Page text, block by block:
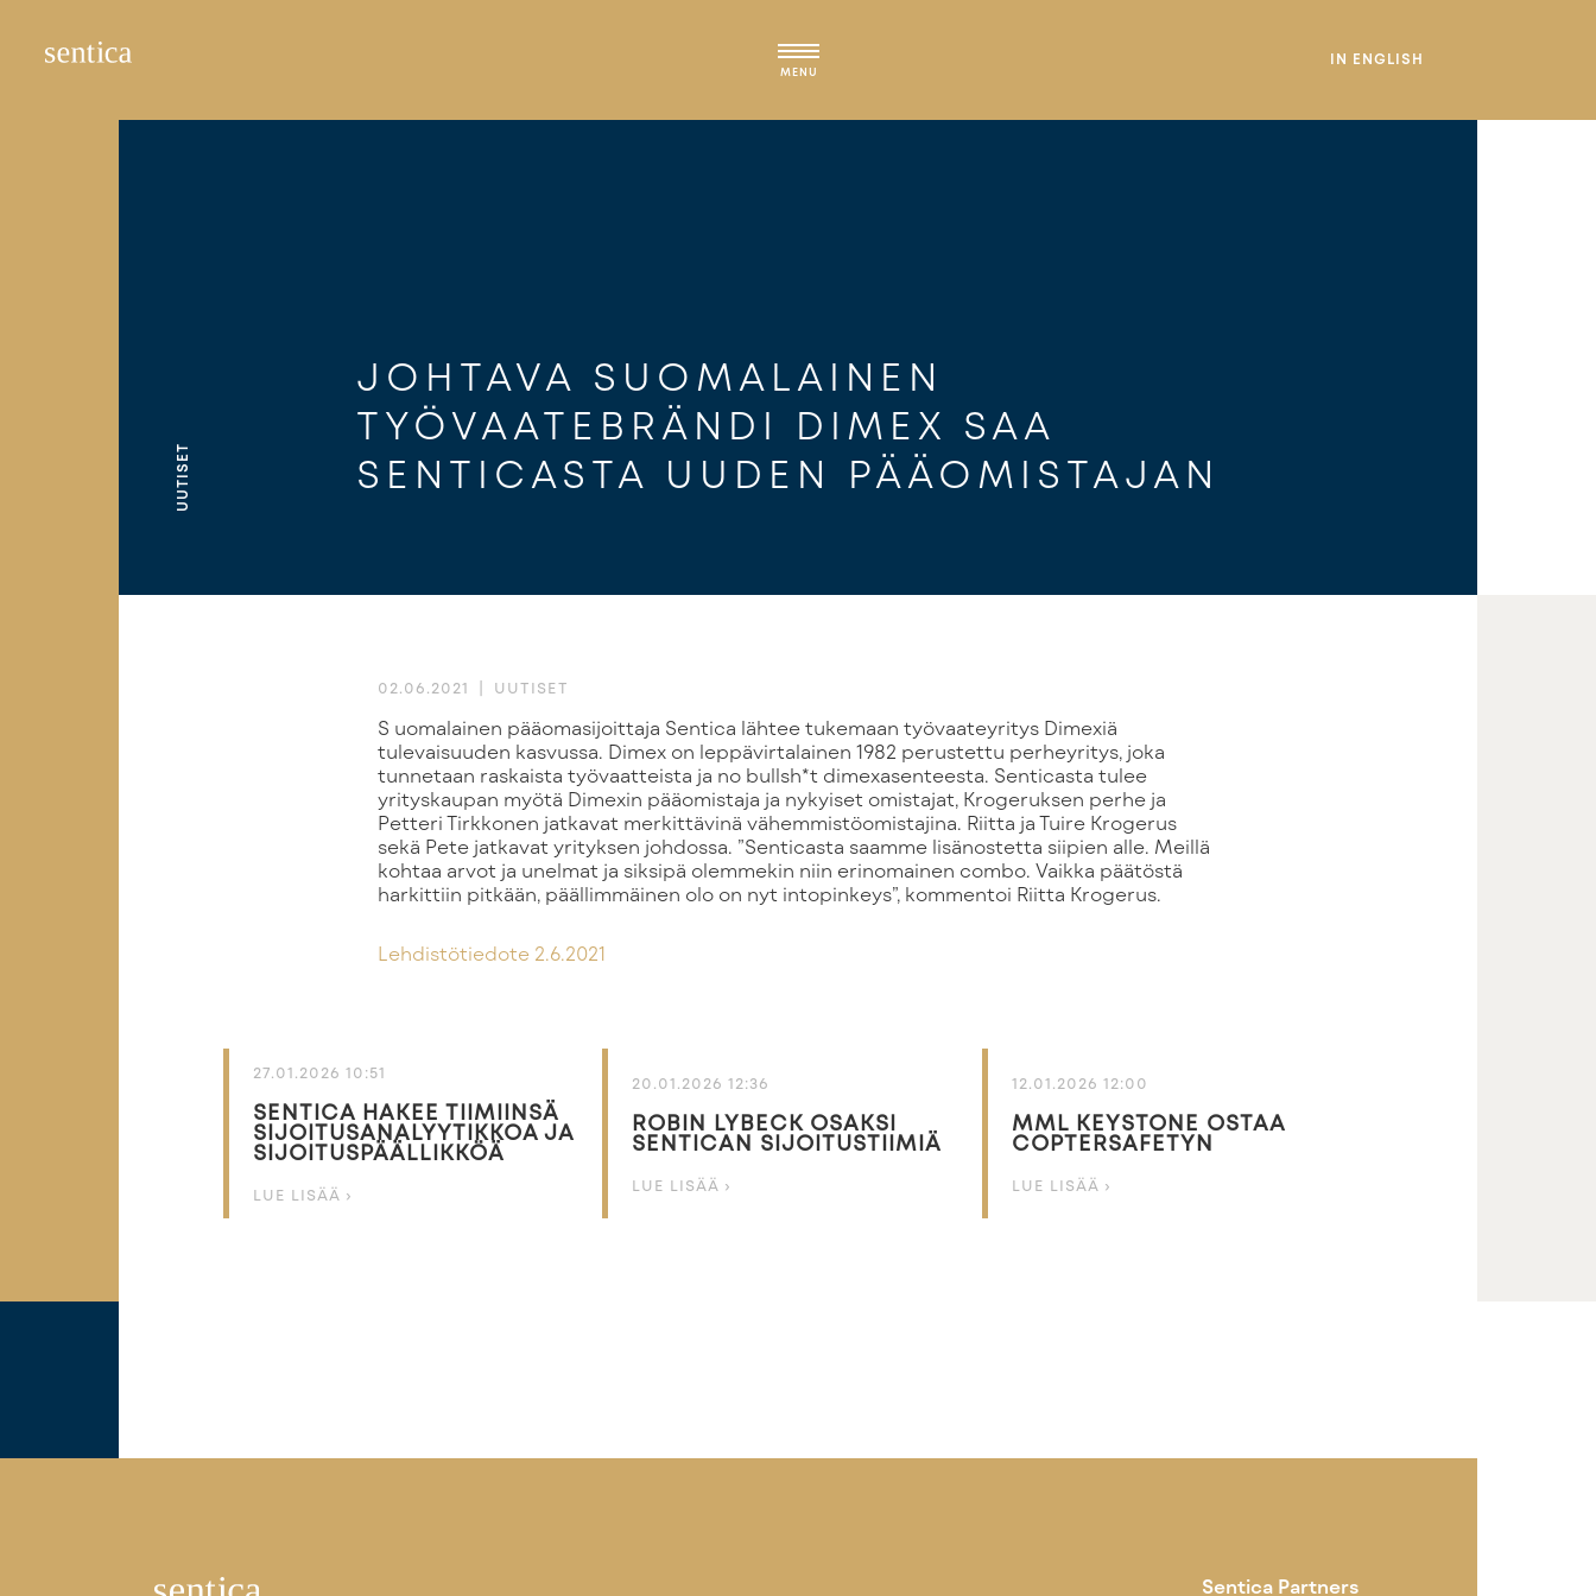
MENU
IN ENGLISH
JOHTAVA SUOMALAINEN
TYÖVAATEBRÄNDI DIMEX SAA
SENTICASTA UUDEN PÄÄOMISTAJAN
UUTISET
02.06.2021 UUTISET
Suomalainen pääomasijoittaja Sentica lähtee tukemaan työvaateyritys Dimexiä
tulevaisuuden kasvussa. Dimex on leppävirtalainen 1982 perustettu perheyritys, joka
tunnetaan raskaista työvaatteista ja no bullsh*t dimexasenteesta. Senticasta tulee
yrityskaupan myötä Dimexin pääomistaja ja nykyiset omistajat, Krogeruksen perhe ja
Petteri Tirkkonen jatkavat merkittävinä vähemmistöomistajina. Riitta ja Tuire Krogerus
sekä Pete jatkavat yrityksen johdossa. ”Senticasta saamme lisänostetta siipien alle. Meillä
kohtaa arvot ja unelmat ja siksipä olemmekin niin erinomainen combo. Vaikka päätöstä
harkittiin pitkään, päällimmäinen olo on nyt intopinkeys”, kommentoi Riitta Krogerus.
Lehdistötiedote 2.6.2021
27.01.2026 10:51
SENTICA HAKEE TIIMIINSÄ
SIJOITUSANALYYTIKKOA JA
SIJOITUSPÄÄLLIKKÖÄ
LUE LISÄÄ ›
20.01.2026 12:36
ROBIN LYBECK OSAKSI
SENTICAN SIJOITUSTIIMIÄ
LUE LISÄÄ ›
12.01.2026 12:00
MML KEYSTONE OSTAA
COPTERSAFETYN
LUE LISÄÄ ›
Sentica Partners